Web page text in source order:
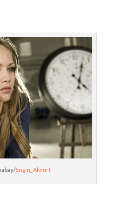
Engin_Akyurt